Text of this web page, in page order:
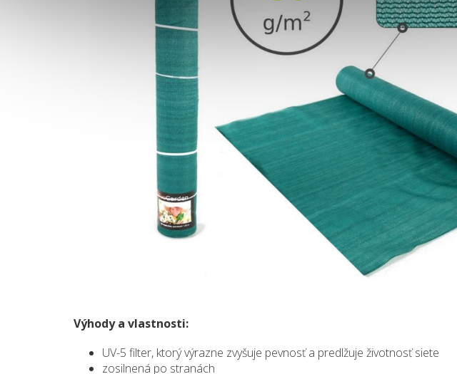
Výhody a vlastnosti:
UV-5 filter, ktorý výrazne zvyšuje pevnosť a predlžuje životnosť siete
zosilnená po stranách